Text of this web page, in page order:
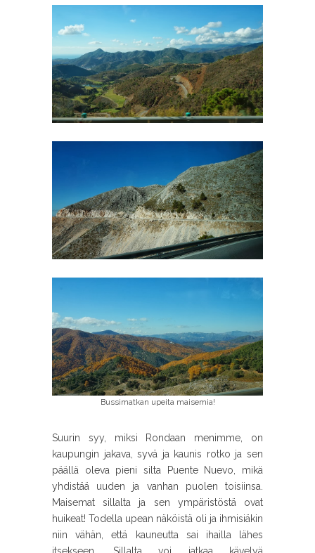
Bussimatkan upeita maisemia!
Suurin syy, miksi Rondaan menimme, on
kaupungin jakava, syvä ja kaunis rotko ja sen
päällä oleva pieni silta Puente Nuevo, mikä
yhdistää uuden ja vanhan puolen toisiinsa.
Maisemat sillalta ja sen ympäristöstä ovat
huikeat! Todella upean näköistä oli ja ihmisiäkin
niin vähän, että kauneutta sai ihailla lähes